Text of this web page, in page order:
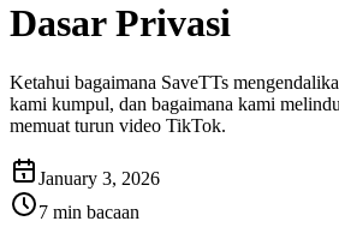
Dasar Privasi
Ketahui bagaimana SaveTTs
kami kumpul, dan bagaimana kami
memuat turun video TikTok.
January 3, 2026
7 min bacaan